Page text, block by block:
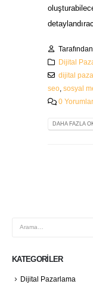
Tarafından
Dijital
dijital
seo sosyal
0 Yorumlar
DAHA FAZLA
KATEGORILER
Dijital Pazarlama